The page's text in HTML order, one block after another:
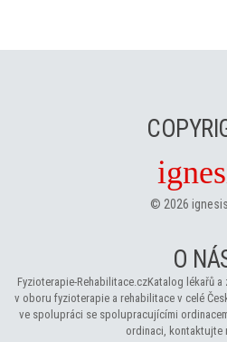
© 2026
O
Fyzioterapie-Rehabilitace.czKatalog lékařů a
v oboru fyzioterapie a rehabilitace v celé
ve spolupráci se spolupracujícími
ordinaci, kontaktujte